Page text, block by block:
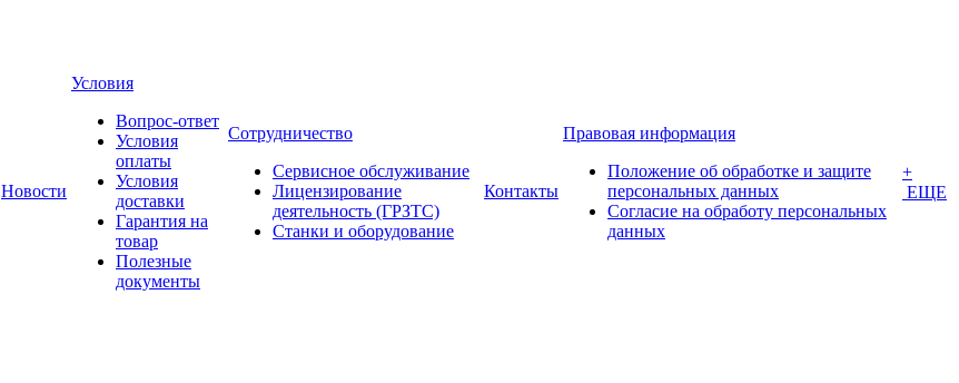
Новости
Условия
Вопрос-ответ
Условия
оплаты
Условия
доставки
Гарантия на
товар
Полезные
документы
Сотрудничество
Сервисное обслуживание
Лицензирование
деятельность (ГРЗТС)
Станки и оборудование
Контакты
Правовая информация
Положение об обработке и защите
персональных данных
Согласие на обработу персональных
данных
+
ЕЩЕ